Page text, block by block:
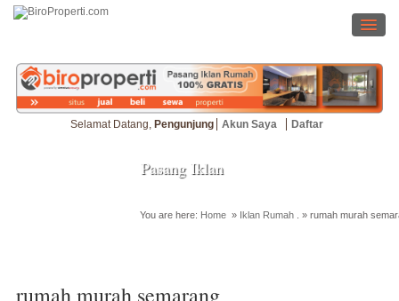
Selamat Datang, Pengunjung Akun Saya Daftar
Pasang Iklan
You are here: Home » Iklan Rumah . » rumah murah
rumah murah semarang